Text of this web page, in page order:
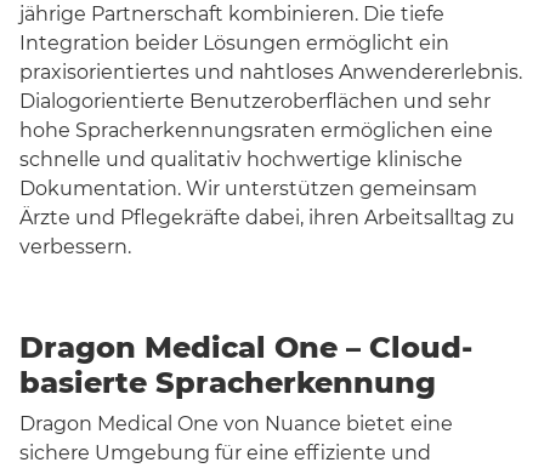
jährige Partnerschaft kombinieren. Die tiefe
Integration beider Lösungen ermöglicht ein
praxisorientiertes und nahtloses Anwendererlebnis.
Dialogorientierte Benutzeroberflächen und sehr
hohe Spracherkennungsraten ermöglichen eine
schnelle und qualitativ hochwertige klinische
Dokumentation. Wir unterstützen gemeinsam
Ärzte und Pflegekräfte dabei, ihren Arbeitsalltag zu
verbessern.
Dragon Medical One – Cloud-
basierte Spracherkennung
Dragon Medical One von Nuance bietet eine
sichere Umgebung für eine effiziente und